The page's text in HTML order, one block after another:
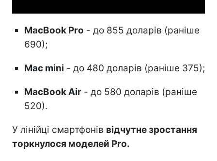
MacBook Pro - до 855 доларів (раніше
690);
Mac mini - до 480 доларів (раніше 375);
MacBook Air - до 580 доларів (раніше
520).
У лінійці смартфонів відчутне зростання
торкнулося моделей Pro.